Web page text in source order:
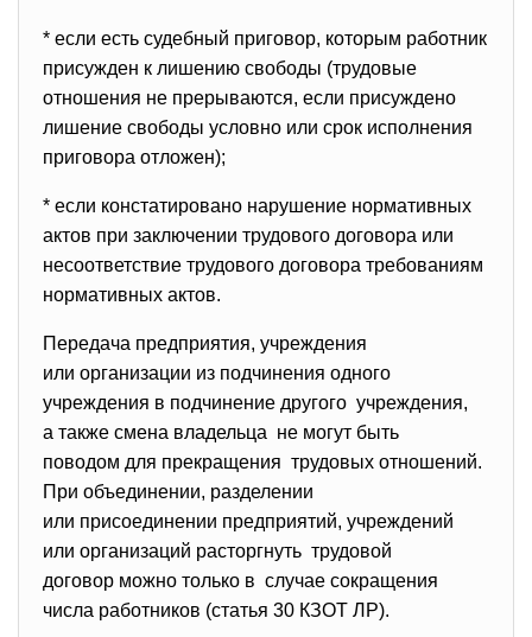
* если есть судебный приговор, которым работник
присужден к лишению свободы (трудовые
отношения не прерываются, если присуждено
лишение свободы условно или срок исполнения
приговора отложен);
* если констатировано нарушение нормативных
актов при заключении трудового договора или
несоответствие трудового договора требованиям
нормативных актов.
Передача предприятия, учреждения
или организации из подчинения одного
учреждения в подчинение другого учреждения,
а также смена владельца не могут быть
поводом для прекращения трудовых отношений.
При объединении, разделении
или присоединении предприятий, учреждений
или организаций расторгнуть трудовой
договор можно только в случае сокращения
числа работников (статья 30 КЗОТ ЛР).